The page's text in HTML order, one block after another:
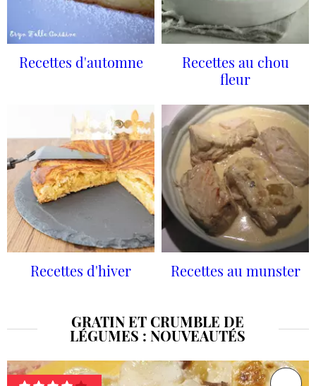
Recettes d'automne
Recettes au chou
fleur
Recettes d'hiver Recettes au munster
GRATIN ET CRUMBLE DE
LÉGUMES : NOUVEAUTÉS